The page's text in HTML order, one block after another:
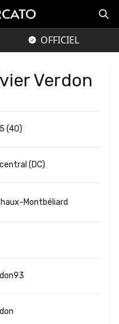
OFFICIEL
Verdon
(40)
(DC)
Montbéliard